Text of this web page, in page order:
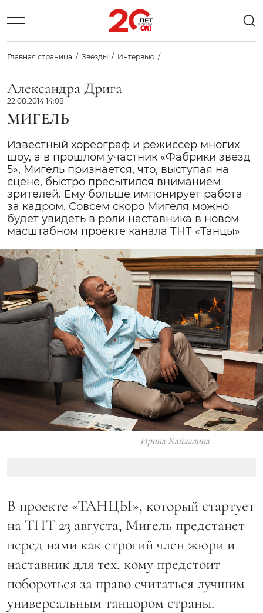
Главная страница Звезды Интервью
Александра Дрига
22.08.2014 14:08
МИГЕЛЬ
Известный хореограф и режиссер многих
шоу, а в прошлом участник «Фабрики звезд
5», Мигель признается, что, выступая на
сцене, быстро пресытился вниманием
зрителей. Ему больше импонирует работа
за кадром. Совсем скоро Мигеля можно
будет увидеть в роли наставника в новом
масштабном проекте канала ТНТ «Танцы»
Ирина Кайдалина
В проекте «ТАНЦЫ», который стартует
на ТНТ 23 августа, Мигель предстанет
перед нами как строгий член жюри и
наставник для тех, кому предстоит
побороться за право считаться лучшим
универсальным танцором страны.